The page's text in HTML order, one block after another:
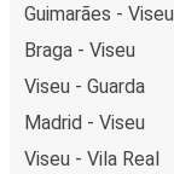
Guimarães - Viseu
Braga - Viseu
Viseu - Guarda
Madrid - Viseu
Viseu - Vila Real